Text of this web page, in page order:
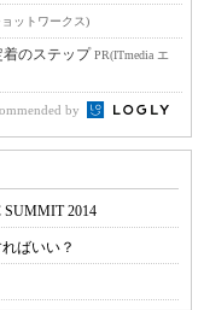
ットワークス)
のステップPR(ITmedia エ
by
SUMMIT 2014
ばいい？